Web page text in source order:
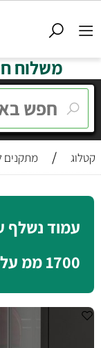
משלוח
קטלוג / מתקנים
1700 ממ על מסילת GRASS ליח' 150